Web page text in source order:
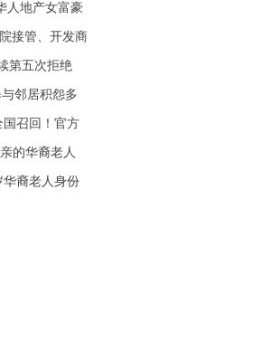
人地产女富豪
接管、开发商
第五次拒绝
邻居积怨多
国召回！官方
的华裔老人
华裔老人身份